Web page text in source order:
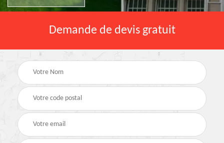
Demande de devis gratuit